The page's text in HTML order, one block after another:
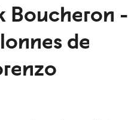
Boucheron -
de